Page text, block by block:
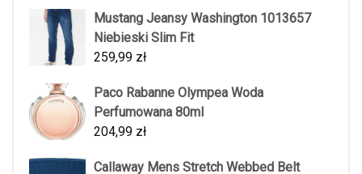
Mustang Jeansy Washington 1013657
Niebieski Slim Fit
259,99 zł
Paco Rabanne Olympea Woda
Perfumowana 80ml
204,99 zł
Callaway Mens Stretch Webbed Belt